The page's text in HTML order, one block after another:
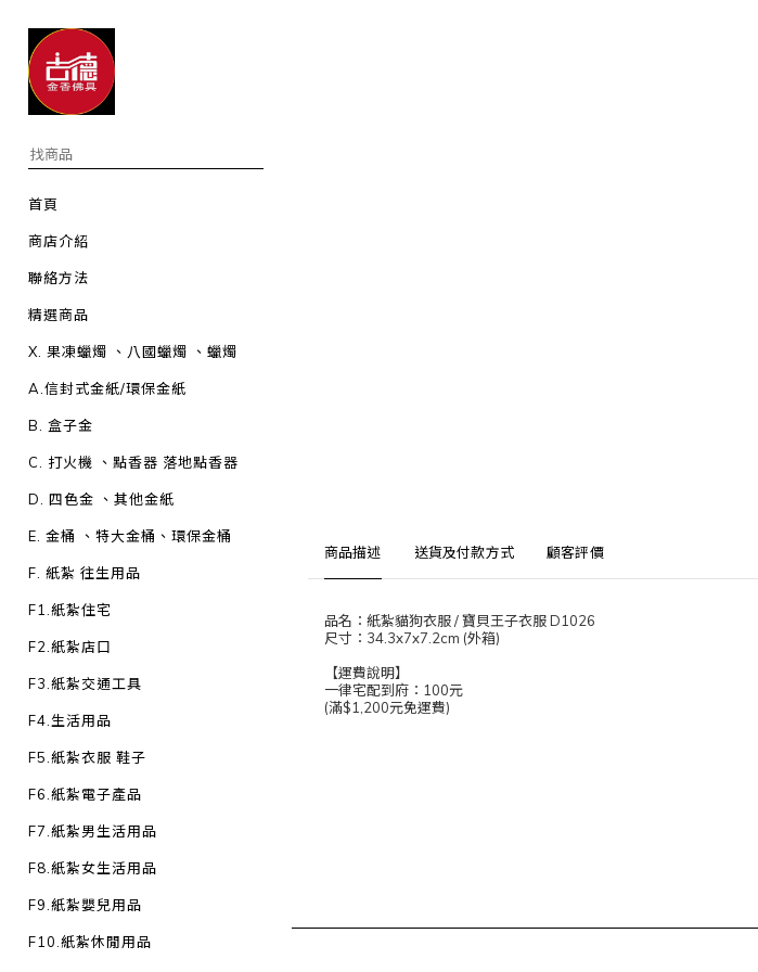
首頁
商店介紹
聯絡方法
精選商品
X. 果凍蠟燭 、八國蠟燭 、蠟燭
A.信封式金紙/環保金紙
B. 盒子金
C. 打火機 、點香器 落地點香器
D. 四色金 、其他金紙
E. 金桶 、特大金桶、環保金桶
F. 紙紮 往生用品
F1.紙紮住宅
F2.紙紮店口
F3.紙紮交通工具
F4.生活用品
F5.紙紮衣服 鞋子
F6.紙紮電子產品
F7.紙紮男生活用品
F8.紙紮女生活用品
F9.紙紮嬰兒用品
F10.紙紮休閒用品
商品描述 送貨及付款方式 顧客評價
品名：紙紮貓狗衣服 / 寶貝王子衣服 D1026
尺寸：34.3x7x7.2cm (外箱)
【運費說明】
一律宅配到府：100元
(滿$1,200元免運費)